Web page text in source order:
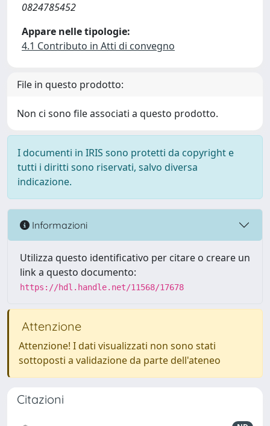
0824785452
Appare nelle tipologie:
4.1 Contributo in Atti di convegno
File in questo prodotto:
Non ci sono file associati a questo prodotto.
I documenti in IRIS sono protetti da copyright e
tutti i diritti sono riservati, salvo diversa
indicazione.
Informazioni
Utilizza questo identificativo per citare o creare un
link a questo documento:
https://hdl.handle.net/11568/17678
Attenzione
Attenzione! I dati visualizzati non sono stati
sottoposti a validazione da parte dell'ateneo
Citazioni